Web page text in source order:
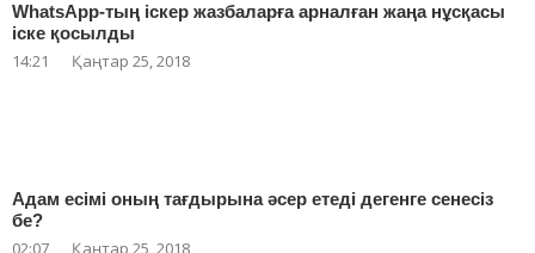
WhatsApp-тың іскер жазбаларға арналған жаңа нұсқасы
іске қосылды
14:21 Қаңтар 25, 2018
Адам есімі оның тағдырына әсер етеді дегенге сенесіз
бе?
02:07 Қаңтар 25, 2018